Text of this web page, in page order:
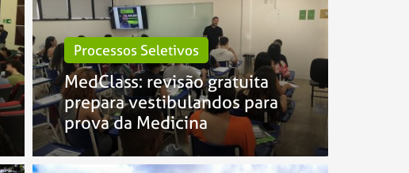
Processos Seletivos
MedClass: revisão gratuita
prepara vestibulandos para
prova da Medicina